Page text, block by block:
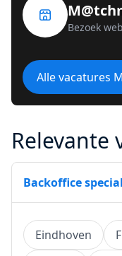
Bezoek
Alle vacatures
Relevante
Backoffice
Eindhoven